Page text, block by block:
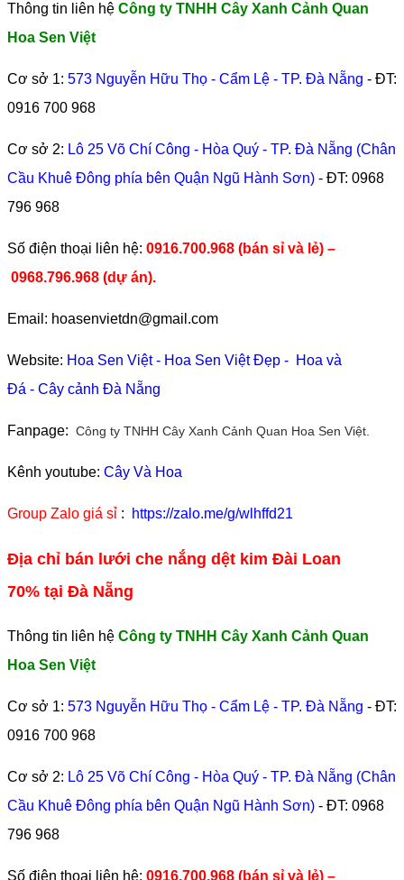
Thông tin liên hệ Công ty TNHH Cây Xanh Cảnh Quan
Hoa Sen Việt
Cơ sở 1: 573 Nguyễn Hữu Thọ - Cẩm Lệ - TP. Đà Nẵng - ĐT:
0916 700 968
Cơ sở 2: Lô 25 Võ Chí Công - Hòa Quý - TP. Đà Nẵng (Chân
Cầu Khuê Đông phía bên Quận Ngũ Hành Sơn) - ĐT: 0968
796 968
​Số điện thoại liên hệ: 0916.700.968 (bán sỉ và lẻ) –
0968.796.968 (dự án).
Email: hoasenvietdn@gmail.com
Website: Hoa Sen Việt- Hoa Sen Việt Đẹp - Hoa và
Đá - Cây cảnh Đà Nẵng
Fanpage: Công ty TNHH Cây Xanh Cảnh Quan Hoa Sen Việt.
Kênh youtube: Cây Và Hoa
Group Zalo giá sỉ : https://zalo.me/g/wlhffd21
Địa chỉ bán lưới che nắng dệt kim Đài Loan
70% tại Đà Nẵng
Thông tin liên hệ Công ty TNHH Cây Xanh Cảnh Quan
Hoa Sen Việt
Cơ sở 1: 573 Nguyễn Hữu Thọ - Cẩm Lệ - TP. Đà Nẵng - ĐT:
0916 700 968
Cơ sở 2: Lô 25 Võ Chí Công - Hòa Quý - TP. Đà Nẵng (Chân
Cầu Khuê Đông phía bên Quận Ngũ Hành Sơn) - ĐT: 0968
796 968
​Số điện thoại liên hệ: 0916.700.968 (bán sỉ và lẻ) –